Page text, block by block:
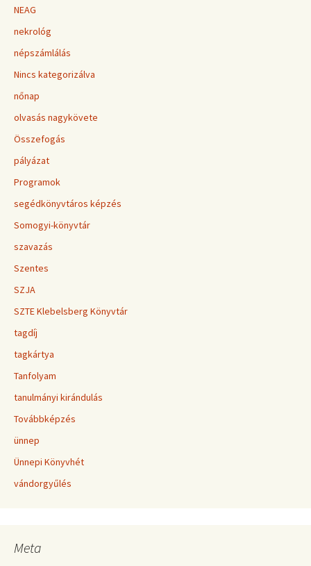
NEAG
nekrológ
népszámlálás
Nincs kategorizálva
nőnap
olvasás nagykövete
Összefogás
pályázat
Programok
segédkönyvtáros képzés
Somogyi-könyvtár
szavazás
Szentes
SZJA
SZTE Klebelsberg Könyvtár
tagdíj
tagkártya
Tanfolyam
tanulmányi kirándulás
Továbbképzés
ünnep
Ünnepi Könyvhét
vándorgyűlés
Meta